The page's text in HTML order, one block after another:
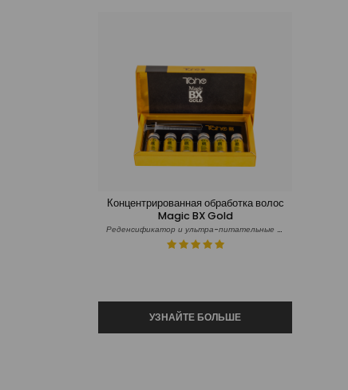
Концентрированная обработка волос
Magic BX Gold
Реденсификатор и ультра-питательные волосы